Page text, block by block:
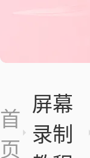
首
页
屏幕
录制